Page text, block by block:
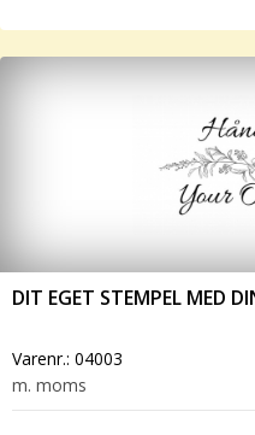
DIT EGET STEMPEL MED
Varenr.: 04003
m. moms